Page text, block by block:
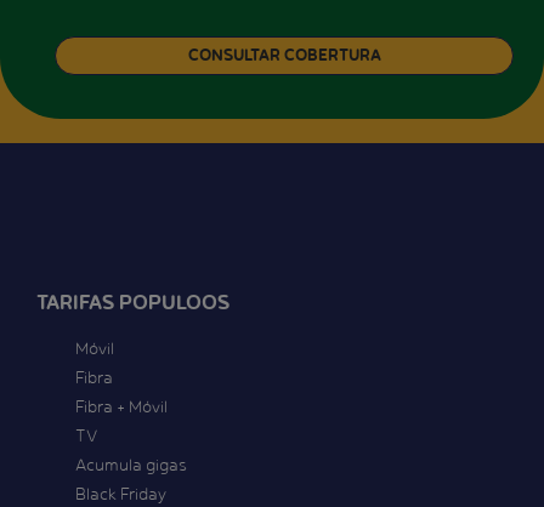
TARIFAS POPULOOS
Móvil
Fibra
Fibra + Móvil
TV
Acumula gigas
Black Friday